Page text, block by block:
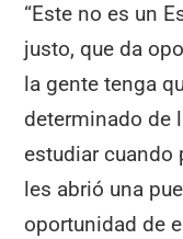
“Este no es un
justo, que da
la gente tenga
determinado de
estudiar cuando
les abrió una
oportunidad de